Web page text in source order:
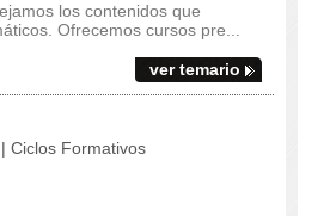
los contenidos que
Ofrecemos cursos pre...
ver temario
Ciclos Formativos